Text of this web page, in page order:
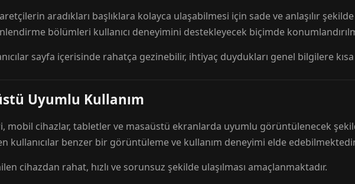
aradıkları başlıklara kolayca ulaşabilmesi için sade ve anlaşılır
bölümleri kullanıcı deneyimini destekleyecek biçimde
sayfa içerisinde rahatça gezinebilir, ihtiyaç duydukları genel bilgilere
Uyumlu Kullanım
mobil cihazlar, tabletler ve masaüstü ekranlarda uyumlu görüntülenecek
kullanıcılar benzer bir görüntüleme ve kullanım deneyimi elde
cihazdan rahat, hızlı ve sorunsuz şekilde ulaşılması amaçlanmaktadır.